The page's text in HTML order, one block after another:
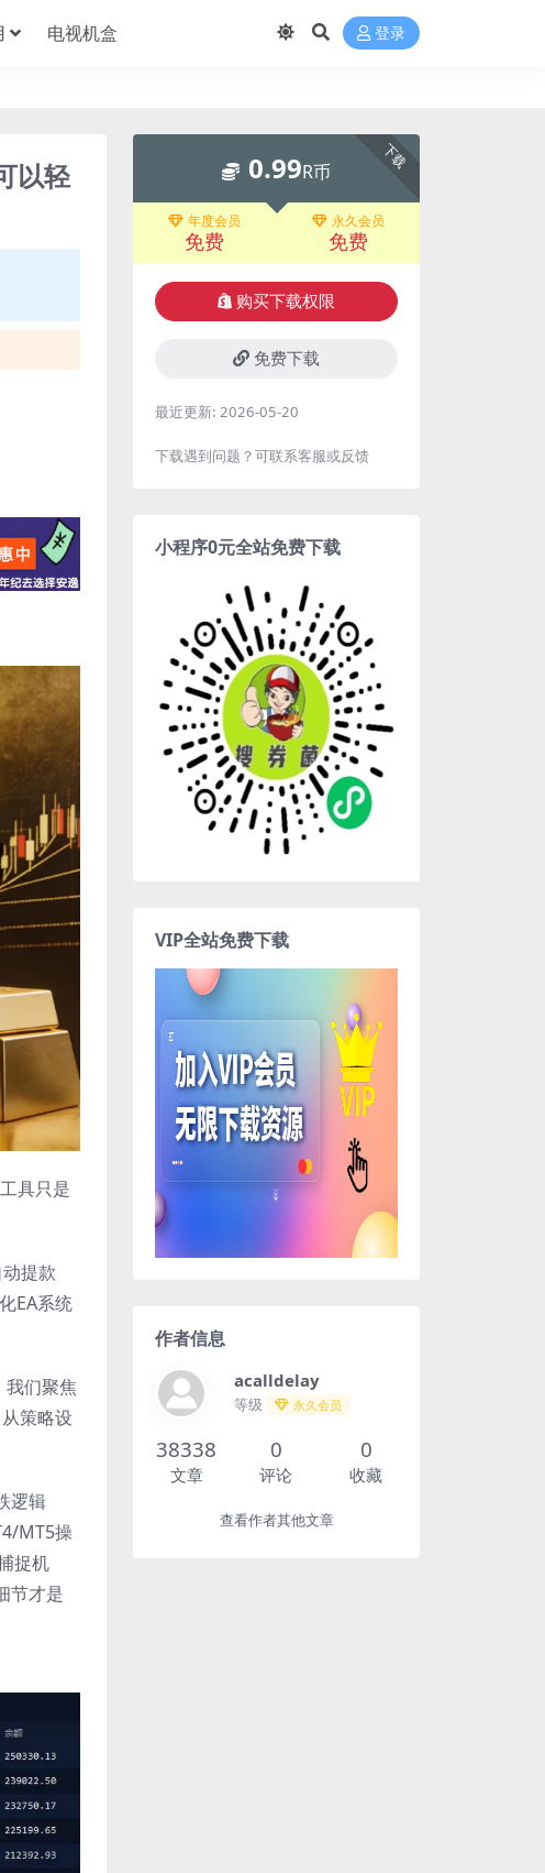
电视机盒 登录
以轻
具只是
提款
EA系统
我们聚焦
策略设
逻辑
MT5操
捉机
节才是
下载
0.99R币
年度会员
免费
永久会员
免费
购买下载权限
免费下载
最近更新: 2026-05-20
下载遇到问题？可联系客服或反馈
小程序0元全站免费下载
VIP全站免费下载
作者信息
acalldelay
等级 永久会员
38338
文章
0
评论
0
收藏
查看作者其他文章